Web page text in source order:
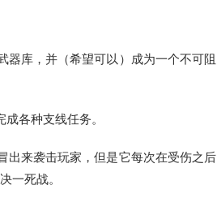
器库，并（希望可以）成为一个不可阻
各种支线任务。
出来袭击玩家，但是它每次在受伤之后
一死战。